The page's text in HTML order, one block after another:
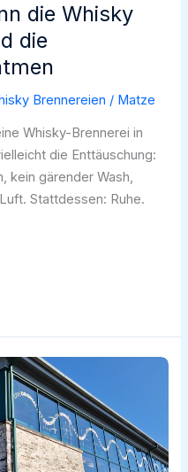
die Whisky
die
Brennereien / Matze
Whisky-Brennerei in
die Enttäuschung:
kein gärender Wash,
Stattdessen: Ruhe.